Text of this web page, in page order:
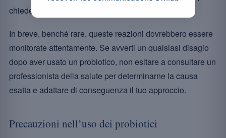
chiedere il parere di un operatore sanitario.
In breve, benché rare, queste reazioni dovrebbero essere
monitorate attentamente. Se avverti un qualsiasi disagio
dopo aver usato un probiotico, non esitare a consultare un
professionista della salute per determinarne la causa
esatta e adattare di conseguenza il tuo approccio.
Precauzioni nell’uso dei probiotici